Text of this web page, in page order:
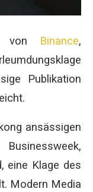
von Binance,
Publikation
ansässigen
eine Klage des
Modern Media